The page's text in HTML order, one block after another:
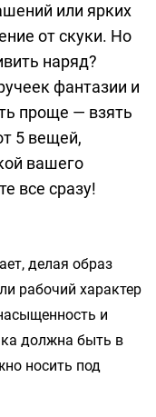
или ярких
от скуки. Но
наряд?
фантазии и
проще — взять
5 вещей,
вашего
все сразу!
делая образ
рабочий характер
и
должна быть в
носить под